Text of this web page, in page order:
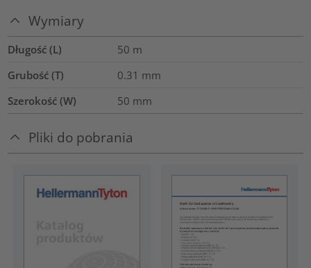
Wymiary
Długość (L) 50 m
Grubość (T)
0.31 mm
Szerokość (W)
50 mm
Pliki do pobrania